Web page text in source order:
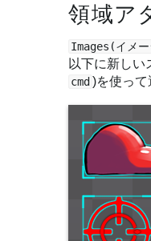
領域ア
Images(イメ
以下に新し
cmd )を使って